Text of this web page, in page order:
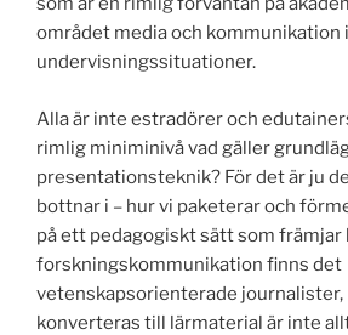
området media och kommunikation
undervisningssituationer.
Alla är inte estradörer och
rimlig miniminivå vad gäller
presentationsteknik? För det är ju
bottnar i – hur vi paketerar och
på ett pedagogiskt sätt som främjar
forskningskommunikation finns det
vetenskapsorienterade journalister,
konverteras till lärmaterial är inte